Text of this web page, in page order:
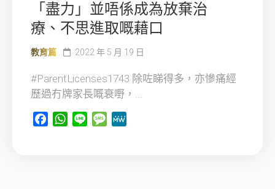
「盡力」並唔係成為放棄治
療、不思進取嘅藉口
教育篇 2022 年 5 月 19 日
#ParentLicenses1743 除咗睇得多，亦慘痛經
歷過冇牌家長嘅衰嘢，...
FacebookWhatsApp
Line Message